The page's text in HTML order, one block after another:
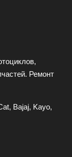
Ремонт
Bajaj, Kayo,